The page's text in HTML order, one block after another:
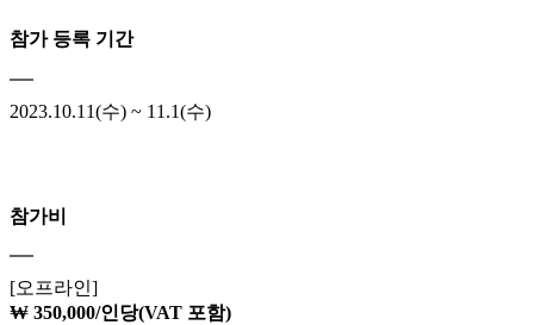
참가 등록 기간
2023.10.11(수) ~ 11.1(수)
참가비
[오프라인]
₩ 350,000/인당(VAT 포함)